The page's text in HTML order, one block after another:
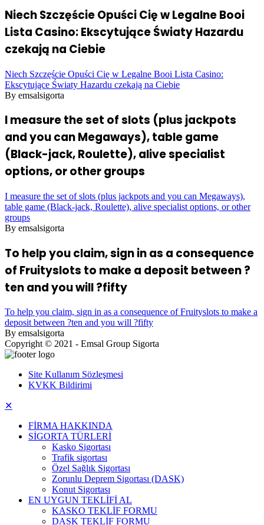
Niech Szczęście Opuści Cię w Legalne Booi
Lista Casino: Ekscytujące Światy Hazardu
czekają na Ciebie
Niech Szczęście Opuści Cię w Legalne Booi Lista Casino:
Ekscytujące Światy Hazardu czekają na Ciebie
By emsalsigorta
I measure the set of slots (plus jackpots
and you can Megaways), table game
(Black-jack, Roulette), alive specialist
options, or other groups
I measure the set of slots (plus jackpots and you can Megaways),
table game (Black-jack, Roulette), alive specialist options, or other
groups
By emsalsigorta
To help you claim, sign in as a consequence
of Fruityslots to make a deposit between ?
ten and you will ?fifty
To help you claim, sign in as a consequence of Fruityslots to make a
deposit between ?ten and you will ?fifty
By emsalsigorta
Copyright © 2021 - Emsal Group Sigorta
Site Kullanım Sözleşmesi
KVKK Bildirimi
✕
FİRMA HAKKINDA
SİGORTA TÜRLERİ
Kasko Sigortası
Trafik sigortası
Özel Sağlık Sigortası
Zorunlu Deprem Sigortası (DASK)
Konut Sigortası
EN UYGUN TEKLİFİ AL
KASKO TEKLİF FORMU
DASK TEKLİF FORMU